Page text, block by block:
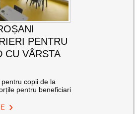
PENTRU
CU VÂRSTA
copii de la
pentru beneficiari